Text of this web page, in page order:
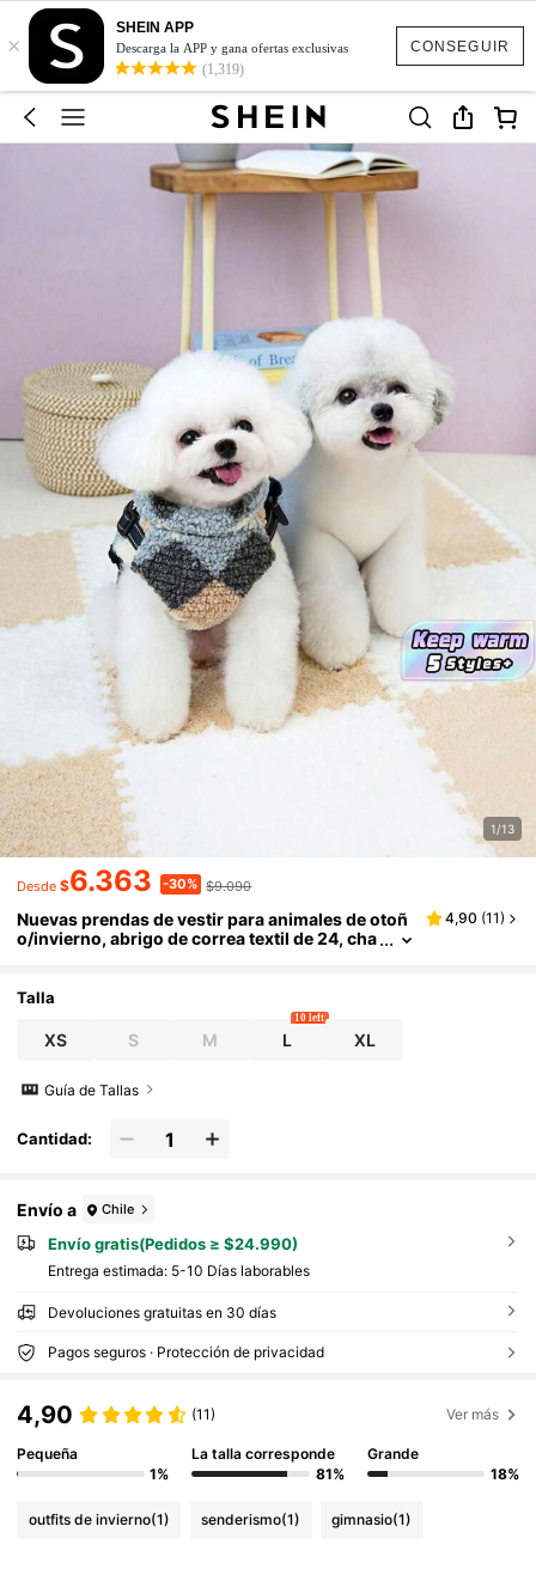
CONSEGUIR
×
SHEIN APP
Descarga la APP y gana ofertas exclusivas
(1,319)
1/13
Desde $6.363 -30% $9.090
Nuevas prendas de vestir para animales de otoñ
o/invierno, abrigo de correa textil de 24, cha
perros, abrigo acolchado para gatos, ropa para
animales, ropa cálida para gatos, abrigo acolcha
do de estilo británico, nueva chaqueta, chaleco a
colchado cálido para animales, imprescindible p
4,90 (11)
Talla
XS S M L
10 left
XL
Guía de Tallas
Cantidad:
Envío a Chile
Envío gratis(Pedidos ≥ $24.990)
Entrega estimada: 5-10 Días laborables
Devoluciones gratuitas en 30 días
Pagos seguros · Protección de privacidad
4,90 (11) Ver más
Pequeña
1%
La talla corresponde
81%
Grande
18%
outfits de invierno(1) senderismo(1) gimnasio(1)